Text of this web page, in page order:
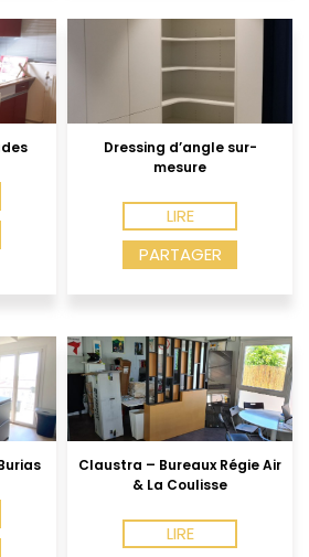
Dressing d’angle sur-
mesure
LIRE
PARTAGER
Claustra – Bureaux Régie Air
& La Coulisse
LIRE